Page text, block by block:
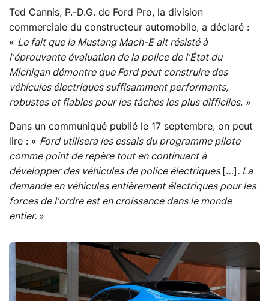
Ted Cannis, P.-D.G. de Ford Pro, la division
commerciale du constructeur automobile, a déclaré :
« Le fait que la Mustang Mach-E ait résisté à
l'éprouvante évaluation de la police de l'État du
Michigan démontre que Ford peut construire des
véhicules électriques suffisamment performants,
robustes et fiables pour les tâches les plus difficiles. »
Dans un communiqué publié le 17 septembre, on peut
lire : « Ford utilisera les essais du programme pilote
comme point de repère tout en continuant à
développer des véhicules de police électriques
[…] . La
demande en véhicules entièrement électriques pour les
forces de l'ordre est en croissance dans le monde
entier. »